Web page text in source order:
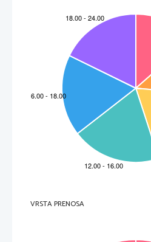
VRSTA PRENOSA